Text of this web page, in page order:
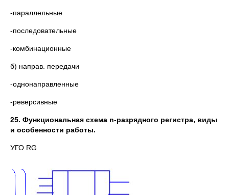
-параллельные
-последовательные
-комбинационные
б) направ. передачи
-однонаправленные
-реверсивные
25. Функциональная схема n-разрядного регистра, виды
и особенности работы.
УГО RG